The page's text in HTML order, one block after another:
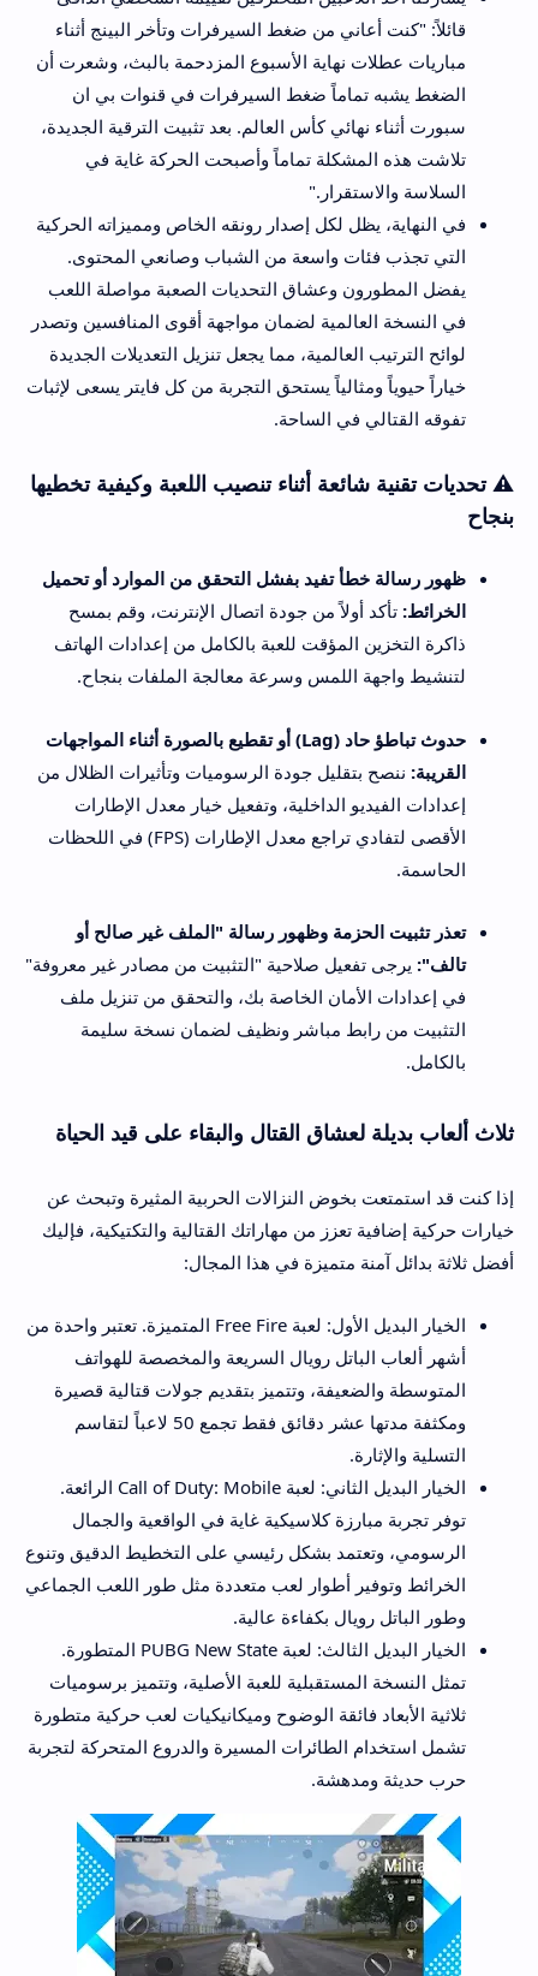
قائلاً: "كنت أعاني من ضغط السيرفرات وتأخر البينج أثناء
مباريات عطلات نهاية الأسبوع المزدحمة بالبث، وشعرت أن
الضغط يشبه تماماً ضغط السيرفرات في قنوات بي ان
سبورت أثناء نهائي كأس العالم. بعد تثبيت الترقية الجديدة،
تلاشت هذه المشكلة تماماً وأصبحت الحركة غاية في
السلاسة والاستقرار."
في النهاية، يظل لكل إصدار رونقه الخاص ومميزاته الحركية
التي تجذب فئات واسعة من الشباب وصانعي المحتوى.
يفضل المطورون وعشاق التحديات الصعبة مواصلة اللعب
في النسخة العالمية لضمان مواجهة أقوى المنافسين وتصدر
لوائح الترتيب العالمية، مما يجعل تنزيل التعديلات الجديدة
خياراً حيوياً ومثالياً يستحق التجربة من كل فايتر يسعى لإثبات
تفوقه القتالي في الساحة.
⚠️ تحديات تقنية شائعة أثناء تنصيب اللعبة وكيفية تخطيها
بنجاح
ظهور رسالة خطأ تفيد بفشل التحقق من الموارد أو تحميل
الخرائط: تأكد أولاً من جودة اتصال الإنترنت، وقم بمسح
ذاكرة التخزين المؤقت للعبة بالكامل من إعدادات الهاتف
لتنشيط واجهة اللمس وسرعة معالجة الملفات بنجاح.
حدوث تباطؤ حاد (Lag) أو تقطيع بالصورة أثناء المواجهات
القريبة: ننصح بتقليل جودة الرسوميات وتأثيرات الظلال من
إعدادات الفيديو الداخلية، وتفعيل خيار معدل الإطارات
الأقصى لتفادي تراجع معدل الإطارات (FPS) في اللحظات
الحاسمة.
تعذر تثبيت الحزمة وظهور رسالة "الملف غير صالح أو
تالف": يرجى تفعيل صلاحية "التثبيت من مصادر غير معروفة"
في إعدادات الأمان الخاصة بك، والتحقق من تنزيل ملف
التثبيت من رابط مباشر ونظيف لضمان نسخة سليمة
بالكامل.
ثلاث ألعاب بديلة لعشاق القتال والبقاء على قيد الحياة
إذا كنت قد استمتعت بخوض النزالات الحربية المثيرة وتبحث عن
خيارات حركية إضافية تعزز من مهاراتك القتالية والتكتيكية، فإليك
أفضل ثلاثة بدائل آمنة متميزة في هذا المجال:
الخيار البديل الأول: لعبة Free Fire المتميزة. تعتبر واحدة من
أشهر ألعاب الباتل رويال السريعة والمخصصة للهواتف
المتوسطة والضعيفة، وتتميز بتقديم جولات قتالية قصيرة
ومكثفة مدتها عشر دقائق فقط تجمع 50 لاعباً لتقاسم
التسلية والإثارة.
الخيار البديل الثاني: لعبة Call of Duty: Mobile الرائعة.
توفر تجربة مبارزة كلاسيكية غاية في الواقعية والجمال
الرسومي، وتعتمد بشكل رئيسي على التخطيط الدقيق وتنوع
الخرائط وتوفير أطوار لعب متعددة مثل طور اللعب الجماعي
وطور الباتل رويال بكفاءة عالية.
الخيار البديل الثالث: لعبة PUBG New State المتطورة.
تمثل النسخة المستقبلية للعبة الأصلية، وتتميز برسوميات
ثلاثية الأبعاد فائقة الوضوح وميكانيكيات لعب حركية متطورة
تشمل استخدام الطائرات المسيرة والدروع المتحركة لتجربة
حرب حديثة ومدهشة.